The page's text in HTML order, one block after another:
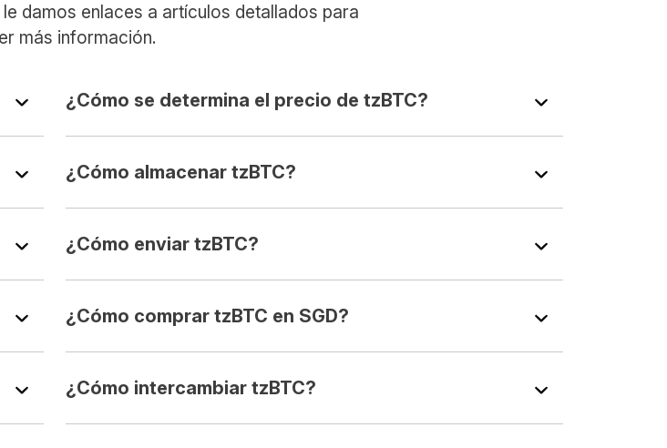
damos enlaces a artículos detallados para
más información.
¿Cómo se determina el precio de tzBTC?
¿Cómo almacenar tzBTC?
¿Cómo enviar tzBTC?
¿Cómo comprar tzBTC en SGD?
¿Cómo intercambiar tzBTC?